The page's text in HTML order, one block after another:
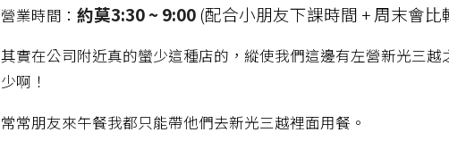
營業時間： 約莫3:30 ~ 9:00(配合小朋友下課時間 + 周末會比
其實在公司附近真的蠻少這種店的，縱使我們這邊有左營新光三
少啊！
常常朋友來午餐我都只能帶他們去新光三越裡面用餐。